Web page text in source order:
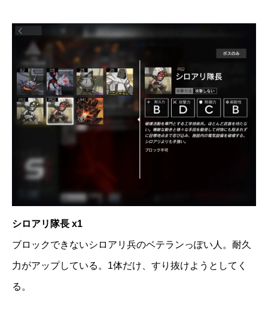
シロアリ隊長 x1
ブロックできないシロアリ兵のベテランっぽい人。耐久
力がアップしている。1体だけ、すり抜けようとしてく
る。